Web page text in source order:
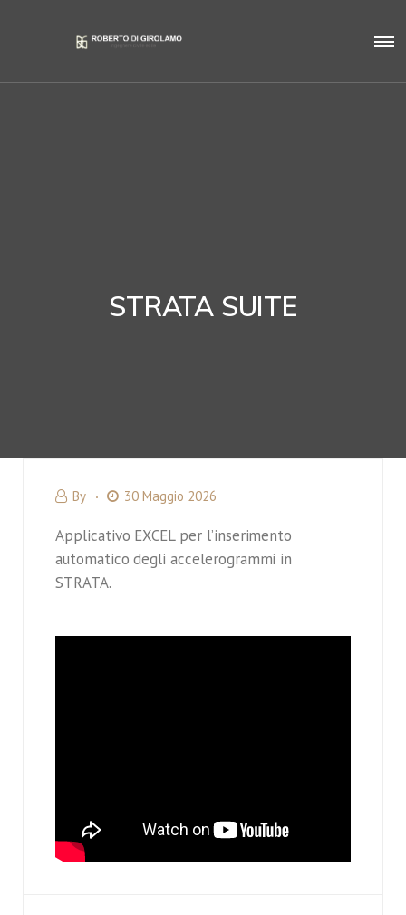
STRATA SUITE
By 30 Maggio 2026
Applicativo EXCEL per l’inserimento
automatico degli accelerogrammi in
STRATA.